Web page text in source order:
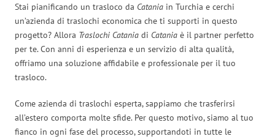
Stai pianificando un trasloco da Catania in Turchia e cerchi
un’azienda di traslochi economica che ti supporti in questo
progetto? Allora Traslochi Catania di Catania è il partner perfetto
per te. Con anni di esperienza e un servizio di alta qualità,
offriamo una soluzione affidabile e professionale per il tuo
trasloco.
Come azienda di traslochi esperta, sappiamo che trasferirsi
all’estero comporta molte sfide. Per questo motivo, siamo al tuo
fianco in ogni fase del processo, supportandoti in tutte le